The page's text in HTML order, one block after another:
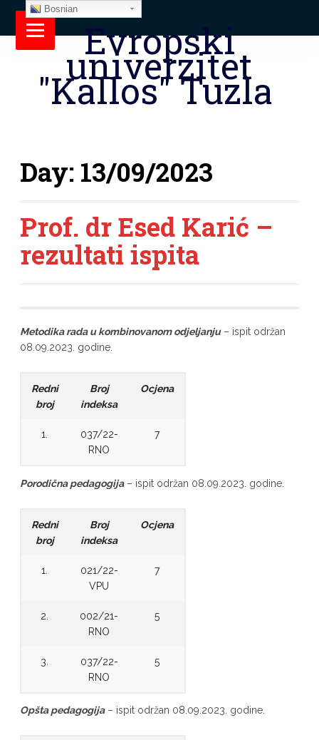
Evropski
univerzitet
"Kallos" Tuzla
Day: 13/09/2023
Prof. dr Esed Karić –
rezultati ispita
Metodika rada u kombinovanom odjeljanju – ispit održan
08.09.2023. godine.
Redni
broj
Broj
indeksa
Ocjena
1.
037/22-
RNO
7
Porodična pedagogija– ispit održan 08.09.2023. godine.
Redni
broj
Broj
indeksa
Ocjena
1.
021/22-
VPU
7
2.
002/21-
RNO
5
3.
037/22-
RNO
5
Opšta pedagogija– ispit održan 08.09.2023. godine.
Bosnian